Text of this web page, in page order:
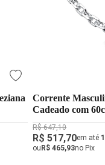
Corrente
Cadeado com
R$ 647,10
R$ 517,70em até
ouR$ 465,93no Pix